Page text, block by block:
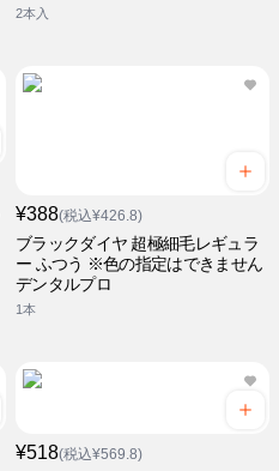
2本入
¥388(税込¥426.8)
ブラックダイヤ 超極細毛レギュラ
ー ふつう ※色の指定はできません
デンタルプロ
1本
¥518(税込¥569.8)